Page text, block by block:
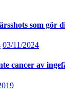
som gör
03/11/2024
cancer av